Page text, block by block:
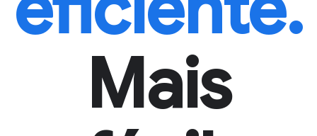
Mais